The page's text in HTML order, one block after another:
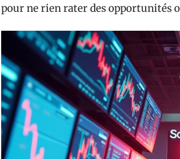
pour ne rien rater des opportunités